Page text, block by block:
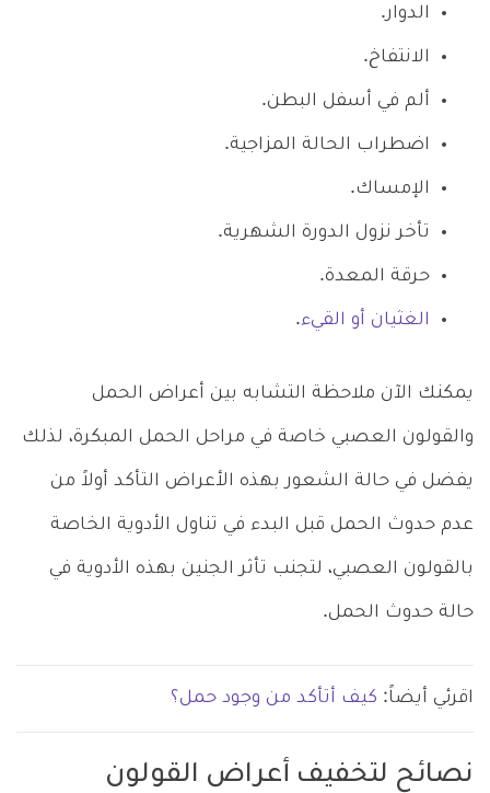
الدوار.
الانتفاخ.
ألم في أسفل البطن.
اضطراب الحالة المزاجية.
الإمساك.
تأخر نزول الدورة الشهرية.
حرقة المعدة.
الغثيان أو القيء.
يمكنك الآن ملاحظة التشابه بين أعراض الحمل
والقولون العصبي خاصة في مراحل الحمل المبكرة، لذلك
يفضل في حالة الشعور بهذه الأعراض التأكد أولاً من
عدم حدوث الحمل قبل البدء في تناول الأدوية الخاصة
بالقولون العصبي، لتجنب تأثر الجنين بهذه الأدوية في
حالة حدوث الحمل.
اقرئي أيضاً: كيف أتأكد من وجود حمل؟
نصائح لتخفيف أعراض القولون